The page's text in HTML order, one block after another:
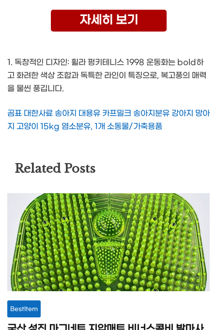
자세히 보기
1. 독창적인 디자인: 휠라 펑키테니스 1998 운동화는 bold하
고 화려한 색상 조합과 독특한 라인이 특징으로, 복고풍의 매력
을 물씬 풍깁니다.
곰표 대한사료 송아지 대용유 카프밀크 송아지분유 강아지 망아
지 고양이 15kg 염소분유, 1개 소동물/가축용품
Related Posts
BestItem